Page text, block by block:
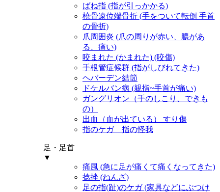
ばね指 (指が引っかかる)
橈骨遠位端骨折 (手をついて転倒 手首
の骨折)
爪周囲炎 (爪の周りが赤い、膿があ
る、痛い)
咬まれた (かまれた) (咬傷)
手根管症候群 (指がしびれてきた)
ヘバーデン結節
ドケルバン病 (親指~手首が痛い)
ガングリオン（手のしこり、できも
の）
出血（血が出ている） すり傷
指のケガ 指の怪我
足・足首
▼
痛風 (急に足が痛くて痛くなってきた)
捻挫 (ねんざ)
足の指(趾)のケガ (家具などにぶつけ